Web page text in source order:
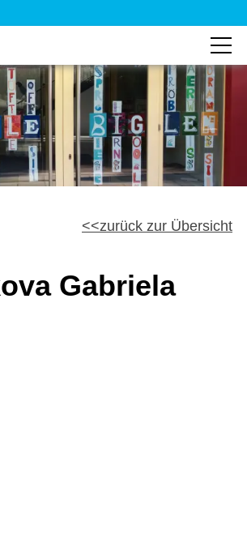
zurück zur Übersicht
Gabriela